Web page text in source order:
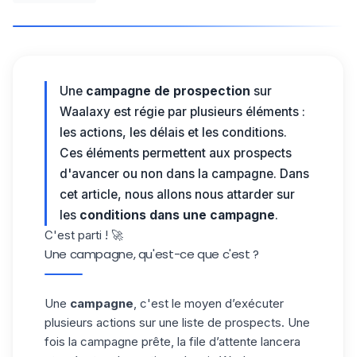
Une campagne de prospection sur
Waalaxy est régie par plusieurs éléments :
les actions, les délais et les conditions.
Ces éléments permettent aux prospects
d'avancer ou non dans la campagne. Dans
cet article, nous allons nous attarder sur
les conditions dans une campagne.
C'est parti ! 🚀
Une campagne, qu'est-ce que c'est ?
Une campagne, c'est le moyen d’exécuter
plusieurs actions sur une liste de prospects. Une
fois la campagne prête, la file d’attente lancera